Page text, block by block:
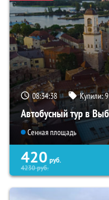
08:34:36 Купили:9
Автобусный тур в
Сенная площадь
420 руб.
4230руб.